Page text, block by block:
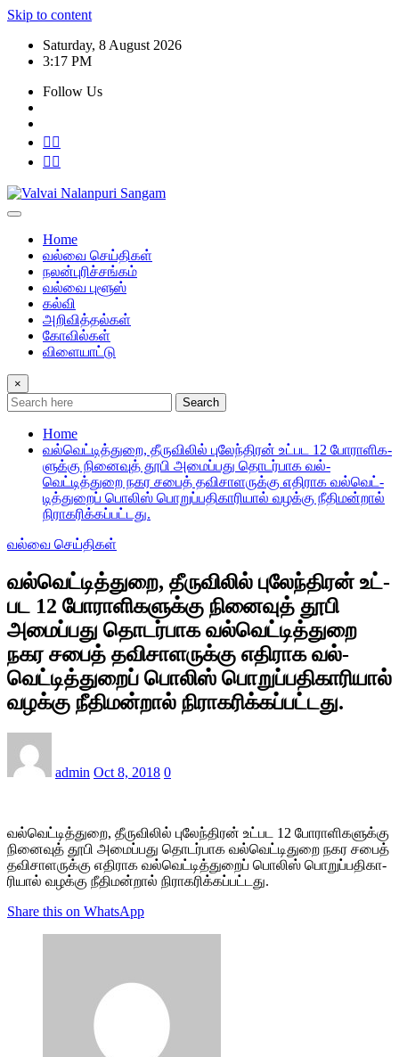
Skip to content
Saturday, 8 August 2026
3:17 PM
Follow Us
Home
வல்வை செய்திகள்
நலன்புரிச்சங்கம்
வல்வை புளூஸ்
கல்வி
அறிவித்தல்கள்
கோவில்கள்
விளையாட்டு
×
Search
Home
வல்­வெட்­டித்­துறை, தீரு­வி­லில் புலேந்­தி­ரன் உட்­பட 12 போரா­ளி­க­
ளுக்கு நினை­வுத் தூபி அமைப்­பது தொடர்­பாக வல்­
வெட்டித்துறை நகர சபைத் தவி­சா­ள­ருக்கு எதி­ராக வல்­வெட்­
டித்­து­றைப் பொலிஸ் பொறுப்­ப­தி­கா­ரி­யால் வழக்கு நீதிமன்றால்
நிராகரிக்கப்பட்டது.
வல்வை செய்திகள்
வல்­வெட்­டித்­துறை, தீரு­வி­லில் புலேந்­தி­ரன் உட்­
பட 12 போரா­ளி­க­ளுக்கு நினை­வுத் தூபி
அமைப்­பது தொடர்­பாக வல்­வெட்டித்துறை
நகர சபைத் தவி­சா­ள­ருக்கு எதி­ராக வல்­
வெட்­டித்­து­றைப் பொலிஸ் பொறுப்­ப­தி­கா­ரி­யால்
வழக்கு நீதிமன்றால் நிராகரிக்கப்பட்டது.
admin Oct 8, 2018 0
வல்­வெட்­டித்­துறை, தீரு­வி­லில் புலேந்­தி­ரன் உட்­பட 12 போரா­ளி­க­ளுக்கு
நினை­வுத் தூபி அமைப்­பது தொடர்­பாக வல்­வெட்டிதுறை நகர சபைத்
தவி­சா­ள­ருக்கு எதி­ராக வல்­வெட்­டித்­து­றைப் பொலிஸ் பொறுப்­ப­தி­கா­
ரியால் வழக்கு நீதிமன்றால் நிராகரிக்கப்பட்டது.
Share this on WhatsApp